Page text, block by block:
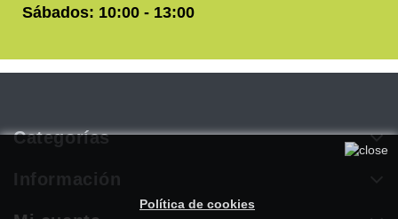
Sábados: 10:00 - 13:00
Categorías
Información
Utilizamos cookies propias y de terceros para mejorar
nuestros servicios. Si continúa navegando, consideramos que
acepta su uso. Puede obtener más información en nuestra
Política de cookies